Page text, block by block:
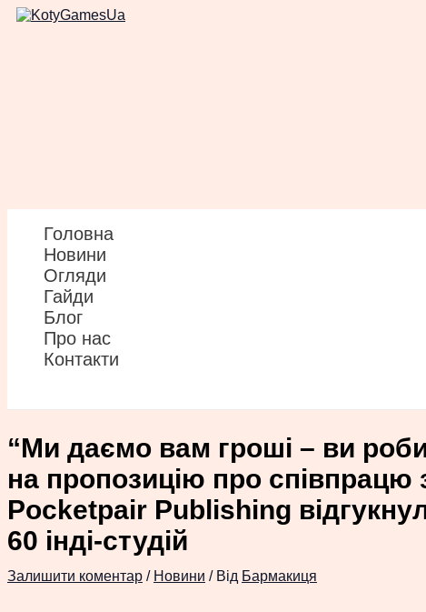
Перейти
Головна
Новини
Огляди
Гайди
Блог
Про нас
Контакти
“Ми даємо вам гроші – ви
на пропозицію про співпрацю
Pocketpair Publishing
60 інді-студій
Залишити коментар / Новини / Від Бармакиця